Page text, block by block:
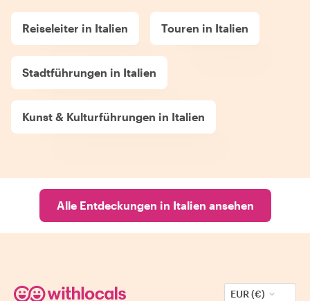
Reiseleiter in Italien Touren in Italien
Stadtführungen in Italien
Kunst & Kulturführungen in Italien
Alle Entdeckungen in Italien ansehen
EUR (€)